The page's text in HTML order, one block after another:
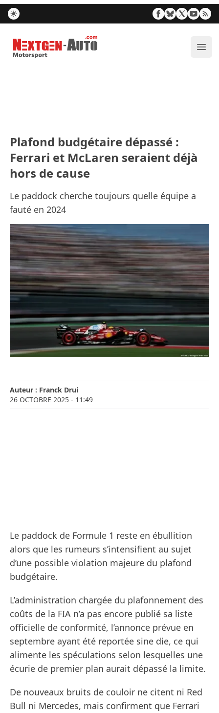
Nextgen-Auto.com
Plafond budgétaire dépassé :
Ferrari et McLaren seraient déjà
hors de cause
Le paddock cherche toujours quelle équipe a
fauté en 2024
Auteur : Franck Drui
26 OCTOBRE 2025 - 11:49
Le paddock de Formule 1 reste en ébullition
alors que les rumeurs s’intensifient au sujet
d’une possible violation majeure du plafond
budgétaire.
L’administration chargée du plafonnement des
coûts de la FIA n’a pas encore publié sa liste
officielle de conformité, l’annonce prévue en
septembre ayant été reportée sine die, ce qui
alimente les spéculations selon lesquelles une
écurie de premier plan aurait dépassé la limite.
De nouveaux bruits de couloir ne citent ni Red
Bull ni Mercedes, mais confirment que Ferrari